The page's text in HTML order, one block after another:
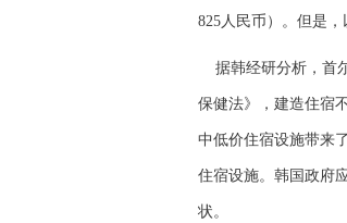
825人民币）。但是，
据韩经研分析，首
保健法》，建造住宿
中低价住宿设施带来
住宿设施。韩国政府
状。